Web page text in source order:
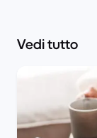
Vedi tutto